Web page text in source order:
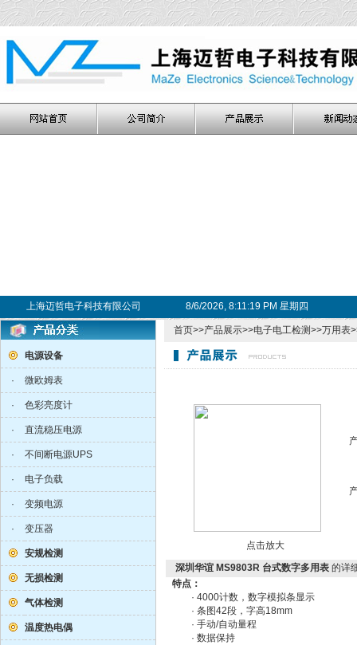
上海迈哲电子科技有限公司 8/6/2026, 8:11:19 PM 星期四
电源设备
· 微欧姆表
· 色彩亮度计
· 直流稳压电源
· 不间断电源UPS
· 电子负载
· 变频电源
· 变压器
安规检测
无损检测
气体检测
温度热电偶
首页>>产品展示>>电子电工检测>>万用表
点击放大
深圳华谊 MS9803R 台式数字多用表 的详
特点：
· 4000计数，数字模拟条显示
· 条图42段，字高18mm
· 手动/自动量程
· 数据保持